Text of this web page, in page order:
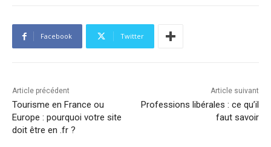
Facebook Twitter
Article précédent
Tourisme en France ou
Europe : pourquoi votre site
doit être en .fr ?
Article suivant
Professions libérales : ce qu’il
faut savoir